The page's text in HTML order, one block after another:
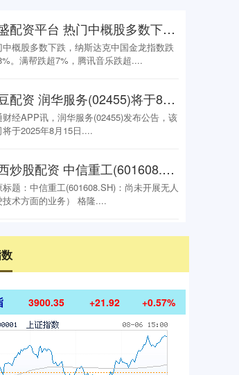
中盛配资平台 热门中概股多数下跌 纳斯达克中国金龙指数跌1.58%
中概股多数下跌，纳斯达克中国金龙指数跌
。满帮跌超7%，腾讯音乐跌超....
豌豆配资 润华服务(02455)将于8月15日派发特别股息每股0.05港元
财经APP讯，润华服务(02455)发布公告，该
将于2025年8月15日....
山西炒股配资 中信重工(601608.SH)：尚未开展无人驾驶技术方面的业务
标题：中信重工(601608.SH)：尚未开展无人
技术方面的业务） 格隆....
3900.35 +21.92 +0.57%